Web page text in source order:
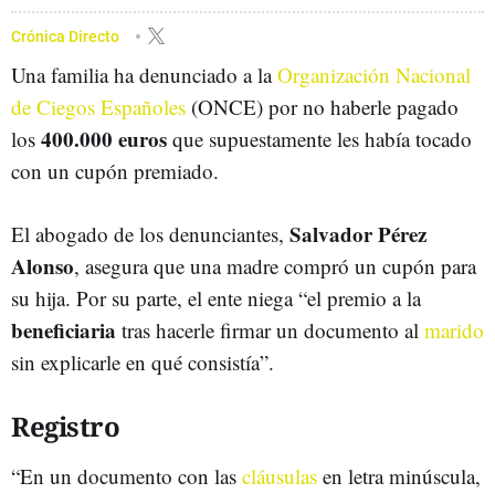
Crónica Directo
Una familia ha denunciado a laOrganización Nacional
de Ciegos Españoles (ONCE) por no haberle pagado
los 400.000 euros que supuestamente les había tocado
con un cupón premiado.
El abogado de los denunciantes, Salvador Pérez
Alonso, asegura que una madre compró un cupón para
su hija. Por su parte, el ente niega “el premio a la
beneficiaria tras hacerle firmar un documento al marido
sin explicarle en qué consistía”.
Registro
“En un documento con las cláusulas en letra minúscula,